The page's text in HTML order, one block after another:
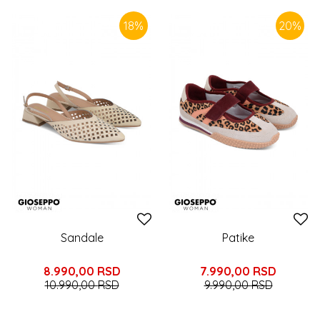
18%
Sandale
8.990,00 RSD
10.990,00RSD
20%
Patike
7.990,00 RSD
9.990,00RSD